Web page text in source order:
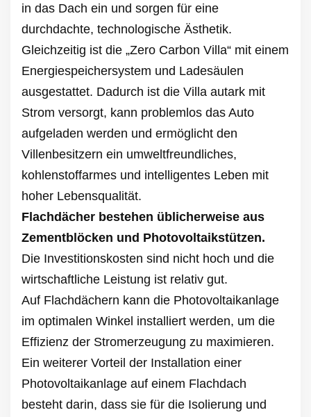
in das Dach ein und sorgen für eine
durchdachte, technologische Ästhetik.
Gleichzeitig ist die „Zero Carbon Villa“ mit einem
Energiespeichersystem und Ladesäulen
ausgestattet. Dadurch ist die Villa autark mit
Strom versorgt, kann problemlos das Auto
aufgeladen werden und ermöglicht den
Villenbesitzern ein umweltfreundliches,
kohlenstoffarmes und intelligentes Leben mit
hoher Lebensqualität.
Flachdächer bestehen üblicherweise aus
Zementblöcken und Photovoltaikstützen.
Die Investitionskosten sind nicht hoch und die
wirtschaftliche Leistung ist relativ gut.
Auf Flachdächern kann die Photovoltaikanlage
im optimalen Winkel installiert werden, um die
Effizienz der Stromerzeugung zu maximieren.
Ein weiterer Vorteil der Installation einer
Photovoltaikanlage auf einem Flachdach
besteht darin, dass sie für die Isolierung und